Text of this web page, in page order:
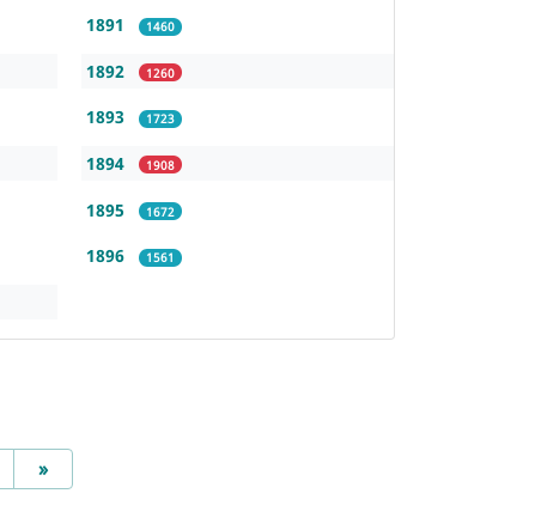
1891 1460
1892 1260
1893 1723
1894 1908
1895 1672
1896 1561
»Next